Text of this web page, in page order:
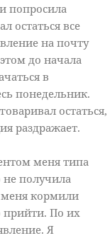
попросила
остаться все
на почту
до начала
в
понедельник.
остаться,
раздражает.
меня типа
не получила
кормили
прийти. По их
Я